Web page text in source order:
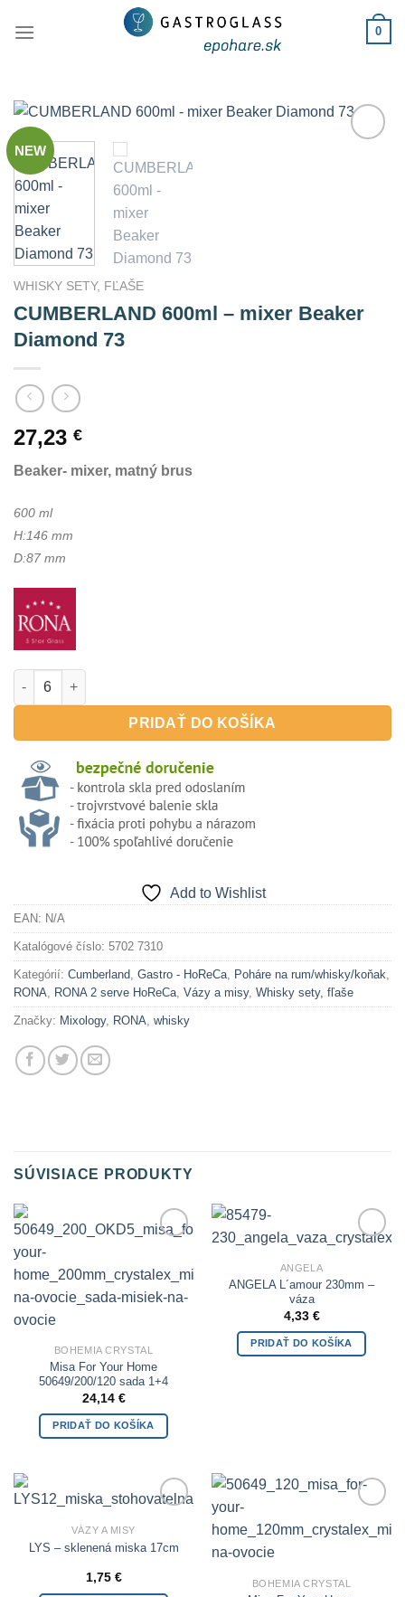
0
NEW
WHISKY SETY, FĽAŠE
CUMBERLAND 600ml – mixer Beaker
Diamond 73
27,23 €
Beaker- mixer, matný brus
600 ml
H:146 mm
D:87 mm
množstvo CUMBERLAND 600ml - mixer Beaker Diamond 73
PRIDAŤ DO KOŠÍKA
Add to Wishlist
EAN: N/A
Katalógové číslo: 5702 7310
Kategórií: Cumberland Gastro - HoReCa Poháre na rum/whisky/koňak
RONA
RONA 2 serve HoReCa Vázy a misy, Whisky sety, fľaše
Značky: Mixology, RONA whisky
SÚVISIACE PRODUKTY
BOHEMIA CRYSTAL
Misa For Your Home
50649/200/120 sada 1+4
24,14 €
PRIDAŤ DO KOŠÍKA
Add to
ANGELA
ANGELA L´amour 230mm –
váza
4,33 €
PRIDAŤ DO KOŠÍKA
VÁZY A MISY
LYS – sklenená miska 17cm
1,75 €
Wishlist
BOHEMIA CRYSTAL